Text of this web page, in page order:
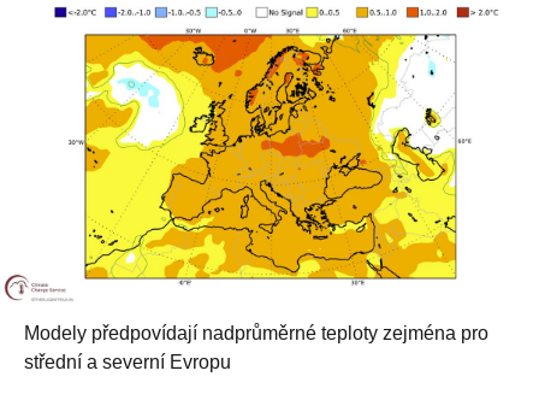
Modely předpovídají nadprůměrné teploty zejména pro
střední a severní Evropu